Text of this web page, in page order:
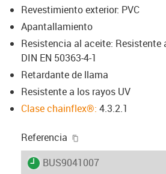
Revestimiento exterior: PVC
Apantallamiento
Resistencia al aceite: Resistente
DIN EN 50363-4-1
Retardante de llama
Resistente a los rayos UV
Clase chainflex®: 4.3.2.1
Referencia
igus-icon-lieferzeit
BUS9041007